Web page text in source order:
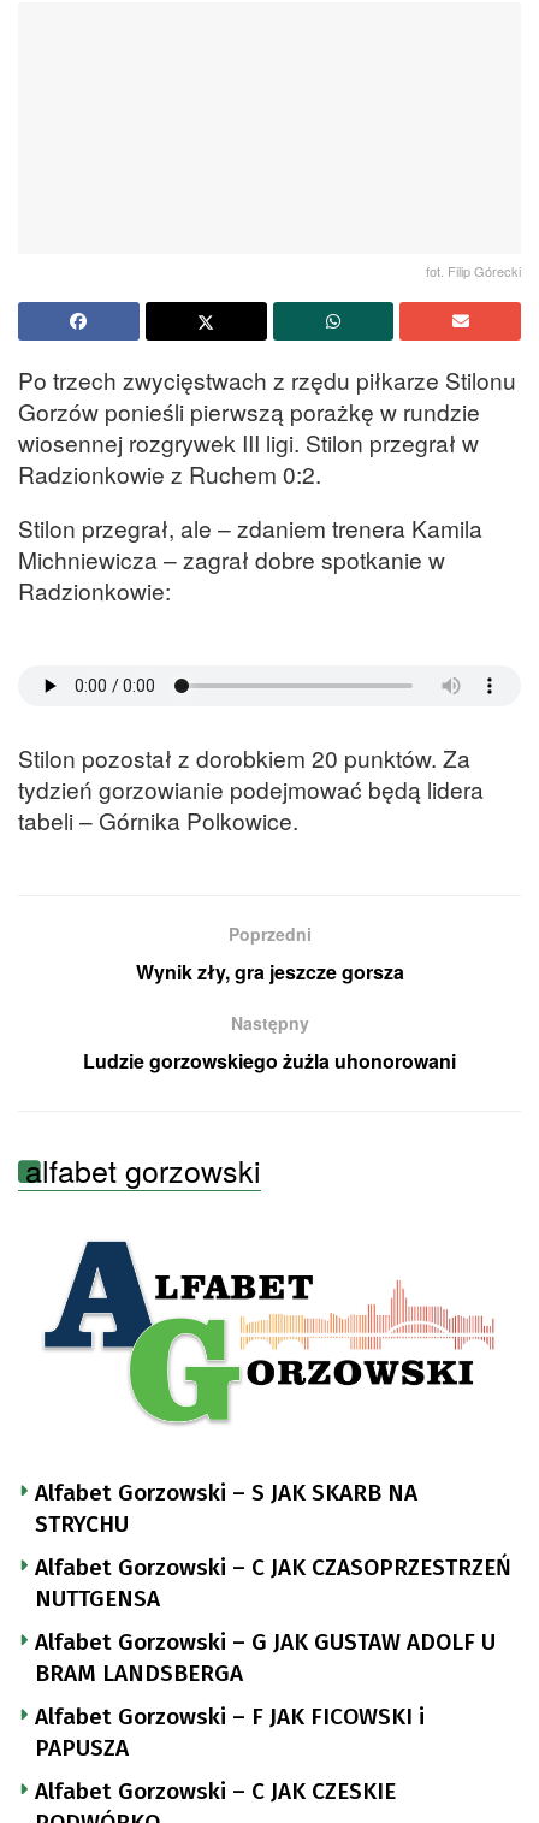
fot. Filip Górecki
Po trzech zwycięstwach z rzędu piłkarze Stilonu
Gorzów ponieśli pierwszą porażkę w rundzie
wiosennej rozgrywek III ligi. Stilon przegrał w
Radzionkowie z Ruchem 0:2.
Stilon przegrał, ale – zdaniem trenera Kamila
Michniewicza – zagrał dobre spotkanie w
Radzionkowie:
Stilon pozostał z dorobkiem 20 punktów. Za
tydzień gorzowianie podejmować będą lidera
tabeli – Górnika Polkowice.
Poprzedni
Wynik zły, gra jeszcze gorsza
Następny
Ludzie gorzowskiego żużla uhonorowani
alfabet gorzowski
Alfabet Gorzowski – S JAK SKARB NA
STRYCHU
Alfabet Gorzowski – C JAK CZASOPRZESTRZEŃ
NUTTGENSA
Alfabet Gorzowski – G JAK GUSTAW ADOLF U
BRAM LANDSBERGA
Alfabet Gorzowski – F JAK FICOWSKI i
PAPUSZA
Alfabet Gorzowski – C JAK CZESKIE